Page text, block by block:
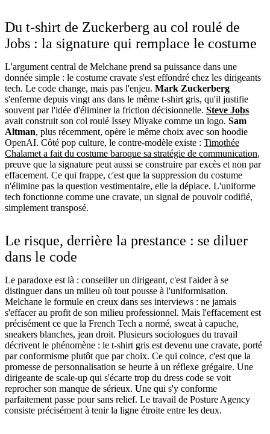
Du t-shirt de Zuckerberg au col roulé de
Jobs : la signature qui remplace le costume
L'argument central de Melchane prend sa puissance dans une
donnée simple : le costume cravate s'est effondré chez les dirigeants
tech. Le code change, mais pas l'enjeu. Mark Zuckerberg
s'enferme depuis vingt ans dans le même t-shirt gris, qu'il justifie
souvent par l'idée d'éliminer la friction décisionnelle. Steve Jobs
avait construit son col roulé Issey Miyake comme un logo. Sam
Altman, plus récemment, opère le même choix avec son hoodie
OpenAI. Côté pop culture, le contre-modèle existe : Timothée
Chalamet a fait du costume baroque sa stratégie de communication,
preuve que la signature peut aussi se construire par excès et non par
effacement. Ce qui frappe, c'est que la suppression du costume
n'élimine pas la question vestimentaire, elle la déplace. L'uniforme
tech fonctionne comme une cravate, un signal de pouvoir codifié,
simplement transposé.
Le risque, derrière la prestance : se diluer
dans le code
Le paradoxe est là : conseiller un dirigeant, c'est l'aider à se
distinguer dans un milieu où tout pousse à l'uniformisation.
Melchane le formule en creux dans ses interviews : ne jamais
s'effacer au profit de son milieu professionnel. Mais l'effacement est
précisément ce que la French Tech a normé, sweat à capuche,
sneakers blanches, jean droit. Plusieurs sociologues du travail
décrivent le phénomène : le t-shirt gris est devenu une cravate, porté
par conformisme plutôt que par choix. Ce qui coince, c'est que la
promesse de personnalisation se heurte à un réflexe grégaire. Une
dirigeante de scale-up qui s'écarte trop du dress code se voit
reprocher son manque de sérieux. Une qui s'y conforme
parfaitement passe pour sans relief. Le travail de Posture Agency
consiste précisément à tenir la ligne étroite entre les deux.